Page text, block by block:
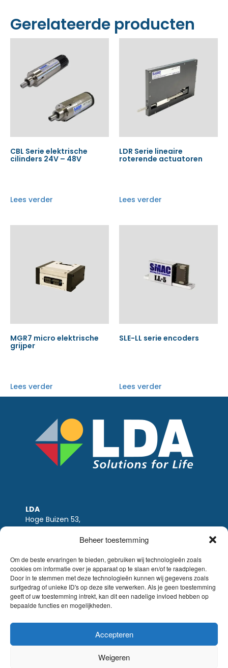
Beheer toestemming
Om de beste ervaringen te bieden, gebruiken wij technologieën zoals
cookies om informatie over je apparaat op te slaan en/of te raadplegen.
Door in te stemmen met deze technologieën kunnen wij gegevens zoals
surfgedrag of unieke ID's op deze site verwerken. Als je geen toestemming
geeft of uw toestemming intrekt, kan dit een nadelige invloed hebben op
bepaalde functies en mogelijkheden.
Accepteren
Weigeren
Gerelateerde producten
CBL Serie elektrische
cilinders 24V – 48V
Lees verder
LDR Serie lineaire
roterende actuatoren
Lees verder
MGR7 micro elektrische
grijper
Lees verder
SLE-LL serie encoders
Lees verder
LDA
Hoge Buizen 53,
1980 EPPEGEM
Tel +32 (0)2-266.13.13
BTW: BE0405.895.609
IBAN: KBC / BE51 7340 2410 9862
BIC: KBC / KREDBEBB
Wettelijke-disclaimer|Email disclaimer |
verkoopsvoorwaarden